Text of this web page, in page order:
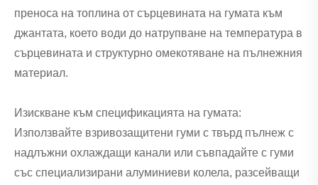
преноса на топлина от сърцевината на гумата към
джантата, което води до натрупване на температура в
сърцевината и структурно омекотяване на пълнежния
материал.
Изискване към спецификацията на гумата:
Използвайте взривозащитени гуми с твърд пълнеж с
надлъжни охлаждащи канали или съвпадайте с гуми
със специализирани алуминиеви колела, разсейващи